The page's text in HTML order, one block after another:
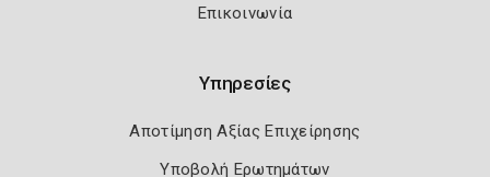
Επικοινωνία
Υπηρεσίες
Αποτίμηση Αξίας Επιχείρησης
Υποβολή Ερωτημάτων